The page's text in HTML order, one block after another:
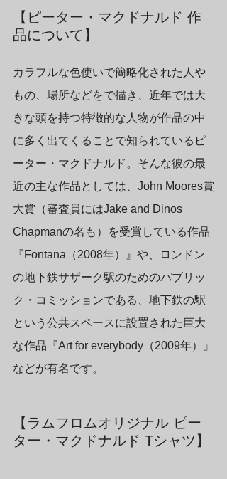
【ピーター・マクドナルド 作
品について】
カラフルな色使いで簡略化された人や
もの、場所などをで描き、近年では大
きな頭を持つ特徴的な人物が作品の中
に多く出てくることで知られているピ
ーター・マクドナルド。そんな彼の最
近の主な作品としては、John Moores賞
大賞（審査員にはJake and Dinos
Chapmanの名も）を受賞している作品
『Fontana（2008年）』や、ロンドン
の地下鉄サザーク駅のためのパブリッ
ク・コミッションである、地下鉄の駅
という公共スペースに設置された巨大
な作品『Art for everybody（2009年）』
などが有名です。
【ラムフロムオリジナル ピー
ター・マクドナルド Tシャツ】